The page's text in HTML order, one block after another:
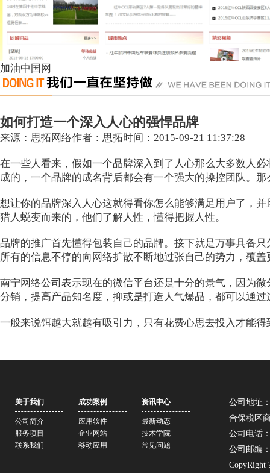
加油中国网
如何打造一个深入人心的强悍品牌
来源：思拓网络作者：思拓时间：2015-09-21 11:37:28
在一些人看来，假如一个品牌深入到了人心那么大多数人
成的，一个品牌的成名背后都会有一个强大的操控团队。
想让你的品牌深入人心这就得看你怎么能够满足用户了，
猎人蜕变而来的，他们了解人性，懂得把握人性。
品牌的推广首先懂得包装自己的品牌。接下就是万事具备
所有的信息不停的向网络扩散不断地过张自己的势力，覆
南宁网络公司 表示现在的微信平台还是十分的景气，因为
分销，提高产品知名度，抑或是打造人气爆品，都可以通
一般来说饵越大就越有吸引力，只有花费心思去投入才能
关于我们
公司简介
服务项目
联系我们
成功案例
应用软件
企业网站
移动应用
资讯中心
最新动态
技术学院
常见问题
公司地址
合保税区
公司电话
公司邮编
CopyRight